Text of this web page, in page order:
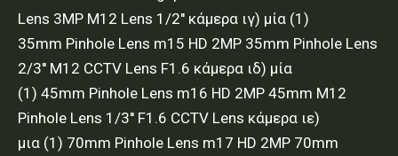
Lens 3MP M12 Lens 1/2'' κάμερα ιγ) μία (1)
35mm Pinhole Lens m15 HD 2MP 35mm Pinhole Lens
2/3'' M12 CCTV Lens F1.6 κάμερα ιδ) μία
(1) 45mm Pinhole Lens m16 HD 2MP 45mm M12
Pinhole Lens 1/3'' F1.6 CCTV Lens κάμερα ιε)
μια (1) 70mm Pinhole Lens m17 HD 2MP 70mm